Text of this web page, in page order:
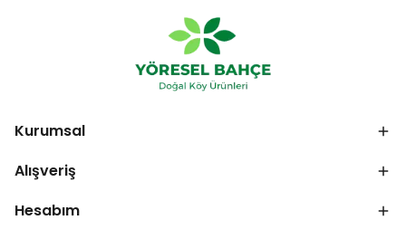
Kurumsal
Alışveriş
Hesabım